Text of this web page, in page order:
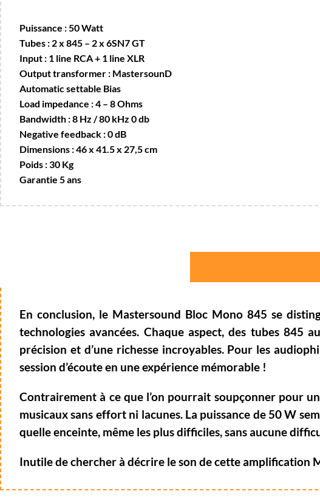
Puissance : 50 Watt
Tubes : 2 x 845 – 2 x 6SN7 GT
Input : 1 line RCA + 1 line XLR
Output transformer : MastersounD
Automatic settable Bias
Load impedance : 4 – 8 Ohms
Bandwidth : 8 Hz / 80 kHz 0 db
Negative feedback : 0 dB
Dimensions : 46 x 41.5 x 27,5 cm
Poids : 30 Kg
Garantie 5 ans
En conclusion, le Mastersound Bloc Mono 845 se
technologies avancées. Chaque aspect, des tubes
précision et d’une richesse incroyables. Pour les
session d’écoute en une expérience mémorable !
Contrairement à ce que l’on pourrait soupçonner pour
musicaux sans effort ni lacunes. La puissance de 50 W
quelle enceinte, même les plus difficiles, sans aucune
Inutile de chercher à décrire le son de cette amplification